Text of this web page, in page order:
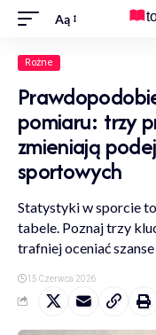
Aą
Rożne
pomiaru: trzy
zmieniają
sportowych
Statystyki w sporcie
tabele. Poznaj trzy
trafniej oceniać
15 Czerwca 2026